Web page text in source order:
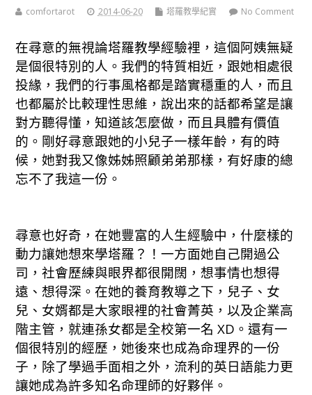
comfortarot 2014-06-20 塔羅教學紀實 No Comment
在尋意的無視論塔羅教學經驗裡，這個阿姨無疑
是個很特別的人。我們的特質相近，跟她相處很
投緣，我們的行事風格都是踏實穩重的人，而且
也都屬於比較理性思維，說出來的話都希望是讓
對方聽得懂，知道該怎麼做，而且具體有價值
的。剛好尋意跟她的小兒子一樣年齡，有的時
候，她對我又像姊姊照顧弟弟那樣，有好康的總
忘不了我這一份。
尋意也好奇，在她豐富的人生經驗中，什麼樣的
動力讓她想來學塔羅？！一方面她自己開過公
司，社會歷練與眼界都很開闊，想事情也想得
遠、想得深。在她的養育教導之下，兒子、女
兒、女婿都是大家眼裡的社會菁英，以及企業高
階主管，就連孫女都是全校第一名 XD。還有一
個很特別的經歷，她後來也成為命理界的一份
子，除了學過手面相之外，流利的英日語能力更
讓她成為許多知名命理師的好夥伴。